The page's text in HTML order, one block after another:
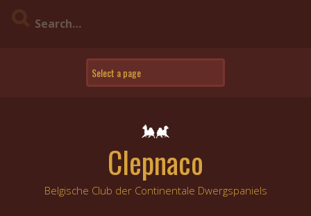
Clepnaco
Belgische Club der Continentale Dwergspaniels